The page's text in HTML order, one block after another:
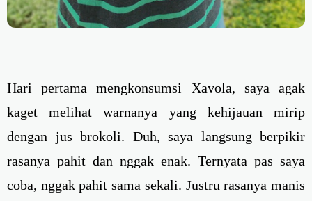
Hari pertama mengkonsumsi Xavola, saya agak
kaget melihat warnanya yang kehijauan mirip
dengan jus brokoli. Duh, saya langsung berpikir
rasanya pahit dan nggak enak. Ternyata pas saya
coba, nggak pahit sama sekali. Justru rasanya manis